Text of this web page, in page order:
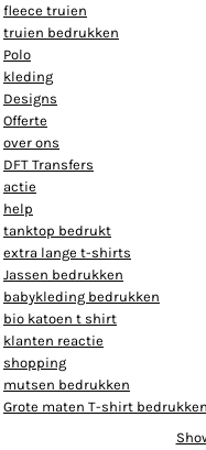
fleece truien
truien bedrukken
Polo
kleding
Designs
Offerte
over ons
DFT Transfers
actie
help
tanktop bedrukt
extra lange t-shirts
Jassen bedrukken
babykleding bedrukken
bio katoen t shirt
klanten reactie
shopping
mutsen bedrukken
Grote maten T-shirt bedrukken